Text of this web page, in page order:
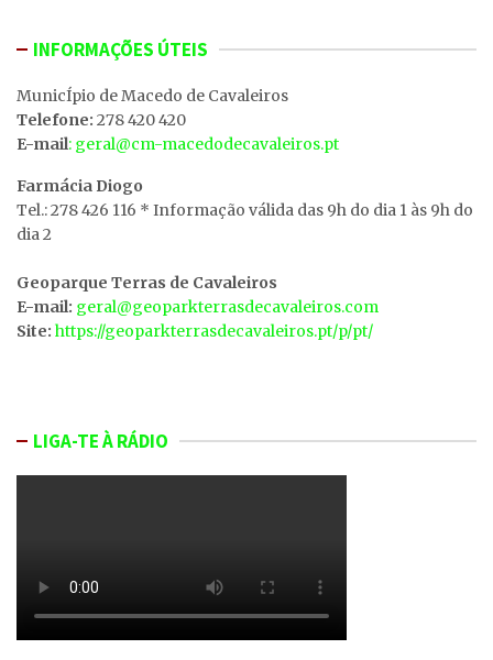
INFORMAÇÕES ÚTEIS
MunicÍpio de Macedo de Cavaleiros
Telefone: 278 420 420
E-mail: geral@cm-macedodecavaleiros.pt
Farmácia Diogo
Tel.: 278 426 116 * Informação válida das 9h do dia 1 às 9h do
dia 2
Geoparque Terras de Cavaleiros
E-mail: geral@geoparkterrasdecavaleiros.com
Site: https://geoparkterrasdecavaleiros.pt/p/pt/
LIGA-TE À RÁDIO